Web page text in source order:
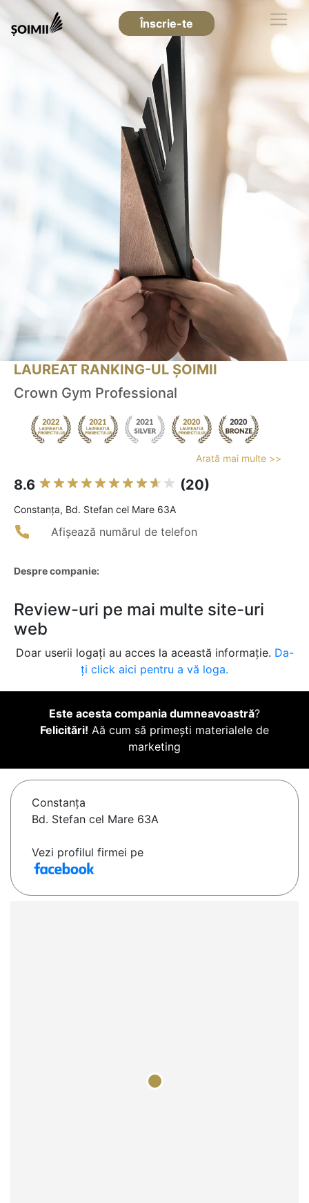
Înscrie-te
LAUREAT RANKING-UL ȘOIMII
Crown Gym Professional
Arată mai multe >>
8.6 (20)
Constanţa, Bd. Stefan cel Mare 63A
Afișează numărul de telefon
Despre companie:
Review-uri pe mai multe site-uri
web
Doar userii logați au acces la această informație. Da-
ți click aici pentru a vă loga.
Este acesta compania dumneavoastră?
Felicitări! Aă cum să primești materialele de
marketing
Constanţa
Bd. Stefan cel Mare 63A
Vezi profilul firmei pe